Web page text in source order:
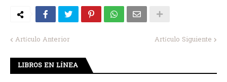
Artículo Anterior Artículo Siguiente
LIBROS EN LÍNEA